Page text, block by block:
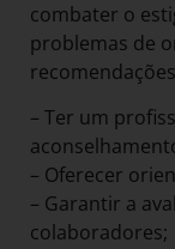
combater o
problemas de
– Ter um
– Oferecer
– Garantir a
colaboradores;